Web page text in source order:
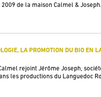
de la maison Calmel & Joseph.
LA PROMOTION DU BIO EN
rejoint Jérôme Joseph,
les productions du Languedoc